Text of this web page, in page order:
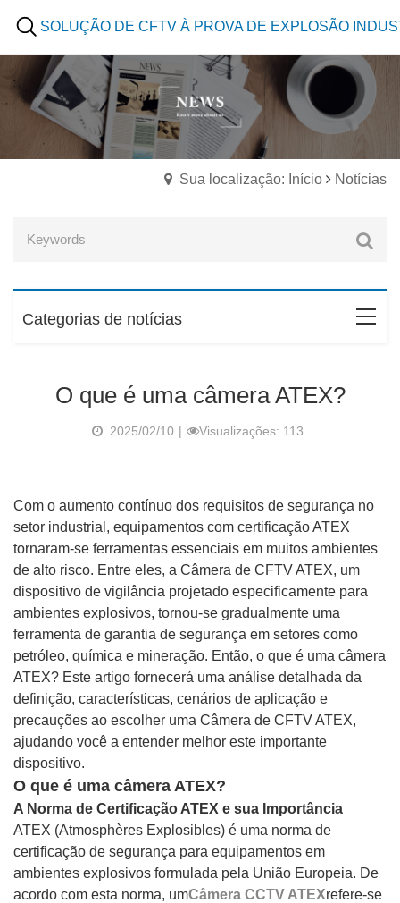
SOLUÇÃO DE CFTV À PROVA DE EXPLOSÃO
Sua localização: Início Notícias
Categorias de notícias
O que é uma câmera ATEX?
2025/02/10 | Visualizações: 113
Com o aumento contínuo dos requisitos de segurança no
setor industrial, equipamentos com certificação ATEX
tornaram-se ferramentas essenciais em muitos ambientes
de alto risco. Entre eles, a Câmera de CFTV ATEX, um
dispositivo de vigilância projetado especificamente para
ambientes explosivos, tornou-se gradualmente uma
ferramenta de garantia de segurança em setores como
petróleo, química e mineração. Então, o que é uma câmera
ATEX? Este artigo fornecerá uma análise detalhada da
definição, características, cenários de aplicação e
precauções ao escolher uma Câmera de CFTV ATEX,
ajudando você a entender melhor este importante
dispositivo.
O que é uma câmera ATEX?
A Norma de Certificação ATEX e sua Importância
ATEX (Atmosphères Explosibles) é uma norma de
certificação de segurança para equipamentos em
ambientes explosivos formulada pela União Europeia. De
acordo com esta norma, umCâmera CCTV ATEXrefere-se